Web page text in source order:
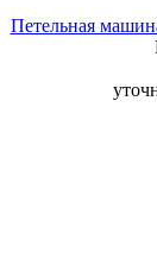
Петельная